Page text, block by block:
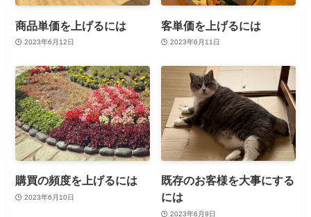
商品単価を上げるには
2023年6月12日
客単価を上げるには
2023年6月11日
購買の頻度を上げるには
2023年6月10日
既存のお客様を大事にする
には
2023年6月9日